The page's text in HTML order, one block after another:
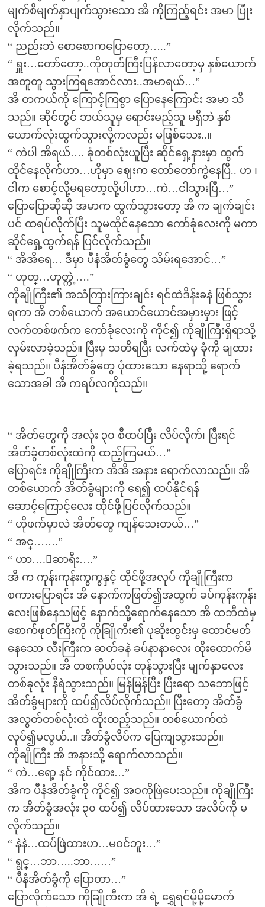
မျက်စိမျက်နှာပျက်သွားသော အိ ကိုကြည့်ရင်း အမာ ပြုံး
လိုက်သည်။
“ ညည်းဘဲ စောစောကပြောတော့…..”
“ ရှူး…တော်တော့..ကိုတုတ်ကြီးပြန်လာတော့မှ နှစ်ယောက်
အတူတူ သွားကြရအောင်လား..အမာရယ်…”
အိ တကယ်ကို ကြောင့်ကြစွာ ပြောနေကြောင်း အမာ သိ
သည်။ ဆိုင်တွင် ဘယ်သူမှ ရောင်းမည့်သူ မရှိဘဲ နှစ်
ယောက်လုံးထွက်သွားလို့ကလည်း မဖြစ်သေး..။
“ ကဲပါ အိရယ်…. ခုံတစ်လုံးယူပြီး ဆိုင်ရှေ့နားမှာ ထွက်
ထိုင်နေလိုက်ဟာ…ဟိုမှာ ဈေးက တော်တော်ကွဲနေပြီ.. ဟ ၊
ငါက စောင့်လို့မရတော့လို့ပါဟာ…ကဲ…ငါသွားပြီ…”
ပြောပြောဆိုဆို အမာက ထွက်သွားတော့ အိ က ချက်ချင်း
ပင် ထရပ်လိုက်ပြီး သူမထိုင်နေသော ကော်ခုံလေးကို မကာ
ဆိုင်ရှေ့ထွက်ရန် ပြင်လိုက်သည်။
“ အိအိရေ… ဒီမှာ ပီနံအိတ်ခွံတွေ သိမ်းရအောင်…”
“ ဟုတ္…ဟုတ္ကဲ့….”
ကိုချိုကြီး၏ အသံကြားကြားချင်း ရင်ထဲဒိန်းခနဲ ဖြစ်သွား
ရကာ အိ တစ်ယောက် အယောင်ယောင်အမှားမှား ဖြင့်
လက်တစ်ဖက်က ကော်ခုံလေးကို ကိုင်၍ ကိုချိုကြီးရှိရာသို့
လှမ်းလာခဲ့သည်။ ပြီးမှ သတိရပြီး လက်ထဲမှ ခုံကို ချထား
ခဲ့ရသည်။ ပီနံအိတ်ခွံတွေ ပုံထားသော နေရာသို့ ရောက်
သောအခါ အိ ကရပ်လကိုသည်။
“ အိတ်တွေကို အလုံး ၃၀ စီထပ်ပြီး လိပ်လိုက်၊ ပြီးရင်
အိတ်ခွံတစ်လုံးထဲကို ထည့်ကြမယ်…”
ပြောရင်း ကိုချိုကြီးက အိအိ အနား ရောက်လာသည်။ အိ
တစ်ယောက် အိတ်ခွံများကို ရေ၍ ထပ်နိုင်ရန်
ဆောင့်ကြောင့်လေး ထိုင်ဖို့ပြင်လိုက်သည်။
“ ဟိုဖက်မှာလဲ အိတ်တွေ ကျန်သေးတယ်…”
“ အင္…….”
“ ဟာ….ေဆာရီး….”
အိ က ကုန်းကုန်းကွကွနှင့် ထိုင်ဖို့အလုပ် ကိုချိုကြီးက
စကားပြောရင်း အိ နောက်ကဖြတ်၍အထွက် ခပ်ကုန်းကုန်း
လေးဖြစ်နေသဖြင့် နောက်သို့ရောက်နေသော အိ ထဘီထဲမှ
စောက်ဖုတ်ကြီးကို ကိုချြိုကီး၏ ပုဆိုးတွင်းမှ ထောင်မတ်
နေသော လီးကြီးက ဆတ်ခနဲ ခပ်နာနာလေး ထိုးထောက်မိ
သွားသည်။ အိ တစကိုယ်လုံး တုန်သွားပြီး မျက်နှာလေး
တစ်ခုလုံး နီရဲသွားသည်။ မြန်မြန်ပြီး ပြီးရော သဘောဖြင့်
အိတ်ခွံများကို ထပ်၍လိပ်လိုက်သည်။ ပြီးတော့ အိတ်ခွံ
အလွတ်တစ်လုံးထဲ ထိုးထည့်သည်။ တစ်ယောက်ထဲ
လုပ်၍မလွယ်..။ အိတ်ခွံလိပ်က ပြေကျသွားသည်။
ကိုချိုကြီး အိ အနားသို့ ရောက်လာသည်။
“ ကဲ…ရော့ နင် ကိုင်ထား…”
အိက ပီနံအိတ်ခွံကို ကိုင်၍ အဝကိုဖြဲပေးသည်။ ကိုချိုကြီး
က အိတ်ခွံအလုံး ၃၀ ထပ်၍ လိပ်ထားသော အလိပ်ကို မ
လိုက်သည်။
“ နဲနဲ…ထပ်ဖြဲထားဟ…မဝင်ဘူး…”
“ ရွင္…ဘာ…..ဘာ……”
“ ပီနံအိတ်ခွံကို ပြောတာ…”
ပြောလိုက်သော ကိုချြိုကီးက အိ ရဲ့ ရွှေရင်မို့မို့မောက်